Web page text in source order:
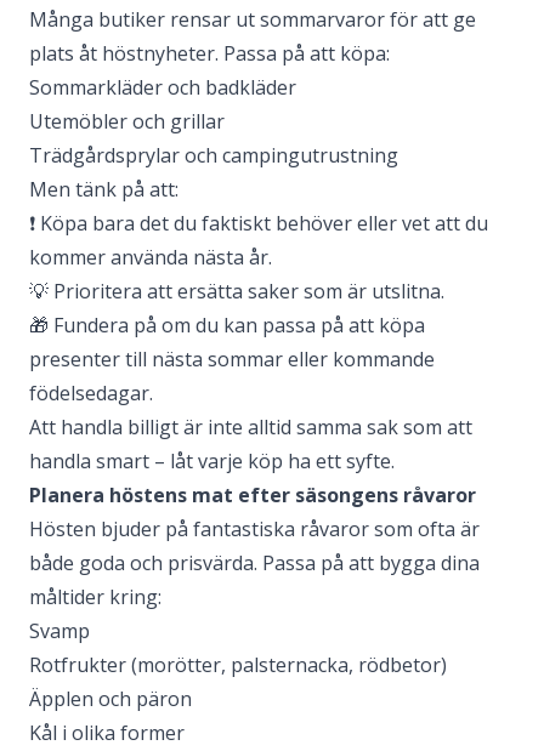
Många butiker rensar ut sommarvaror för att ge
plats åt höstnyheter. Passa på att köpa:
Sommarkläder och badkläder
Utemöbler och grillar
Trädgårdsprylar och campingutrustning
Men tänk på att:
❗ Köpa bara det du faktiskt behöver eller vet att du
kommer använda nästa år.
💡 Prioritera att ersätta saker som är utslitna.
🎁 Fundera på om du kan passa på att köpa
presenter till nästa sommar eller kommande
födelsedagar.
Att handla billigt är inte alltid samma sak som att
handla smart – låt varje köp ha ett syfte.
Planera höstens mat efter säsongens råvaror
Hösten bjuder på fantastiska råvaror som ofta är
både goda och prisvärda. Passa på att bygga dina
måltider kring:
Svamp
Rotfrukter (morötter, palsternacka, rödbetor)
Äpplen och päron
Kål i olika former